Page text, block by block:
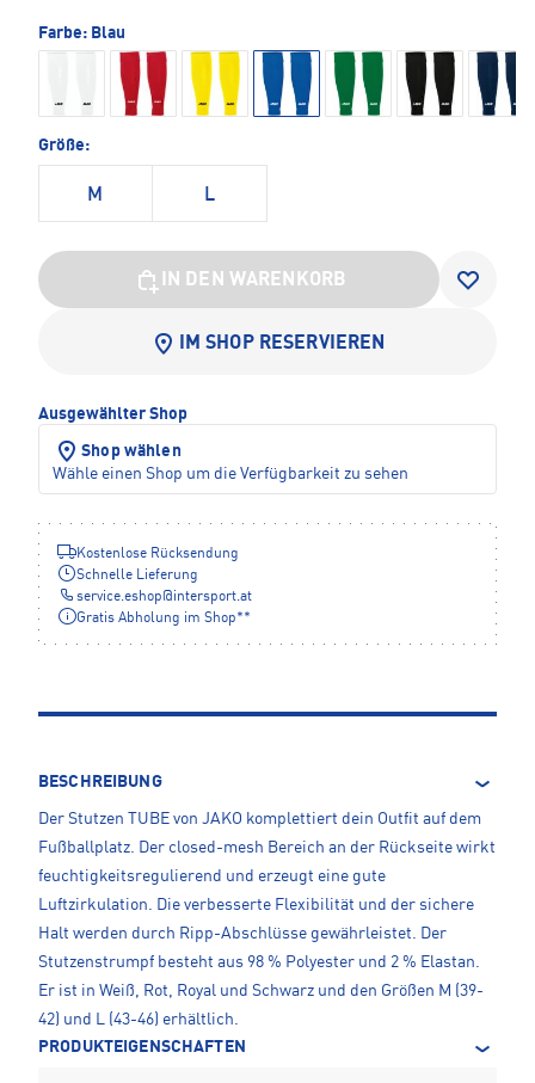
Farbe: Blau
Größe:
M L
IN DEN WARENKORB
IM SHOP RESERVIEREN
Ausgewählter Shop
Shop wählen
Wähle einen Shop um die Verfügbarkeit zu sehen
Kostenlose Rücksendung
Schnelle Lieferung
service.eshop@intersport.at
Gratis Abholung im Shop**
BESCHREIBUNG
Der Stutzen TUBE von JAKO komplettiert dein Outfit auf dem
Fußballplatz. Der closed-mesh Bereich an der Rückseite wirkt
feuchtigkeitsregulierend und erzeugt eine gute
Luftzirkulation. Die verbesserte Flexibilität und der sichere
Halt werden durch Ripp-Abschlüsse gewährleistet. Der
Stutzenstrumpf besteht aus 98 % Polyester und 2 % Elastan.
Er ist in Weiß, Rot, Royal und Schwarz und den Größen M (39-
42) und L (43-46) erhältlich.
PRODUKTEIGENSCHAFTEN